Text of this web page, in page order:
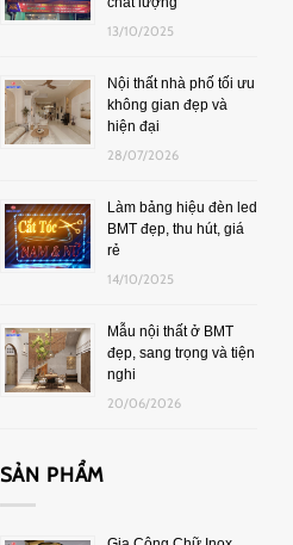
13/10/2025
Nội thất nhà phố tối ưu
không gian đẹp và
hiện đại
28/07/2026
Làm bảng hiệu đèn led
BMT đẹp, thu hút, giá
rẻ
14/10/2025
Mẫu nội thất ở BMT
đẹp, sang trọng và tiện
nghi
20/06/2026
SẢN PHẨM